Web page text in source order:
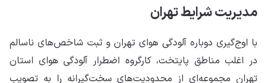
مدیریت شرایط تهران
با اوج‌گیری دوباره آلودگی هوای تهران و ثبت شاخص‌های ناسالم
در اغلب مناطق پایتخت، کارگروه اضطرار آلودگی هوای استان
تهران مجموعه‌ای از محدودیت‌های سخت‌گیرانه را به تصویب